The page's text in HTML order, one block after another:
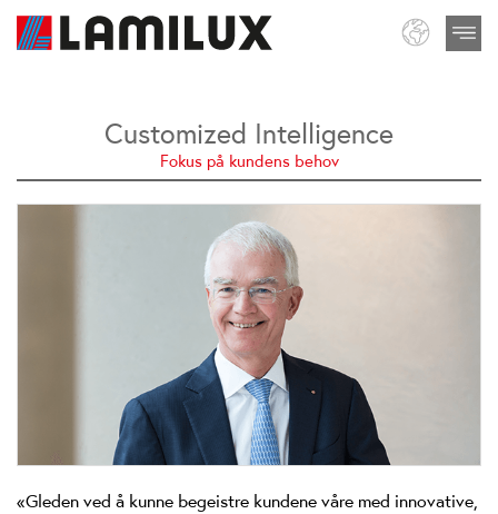
Customized Intelligence
Fokus på kundens behov
«Gleden ved å kunne begeistre kundene våre med innovative,